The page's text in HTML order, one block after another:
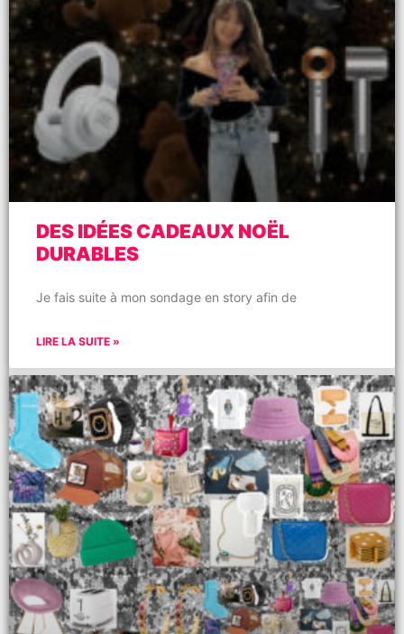
DES IDÉES CADEAUX NOËL
DURABLES
Je fais suite à mon sondage en story afin de
LIRE LA SUITE »